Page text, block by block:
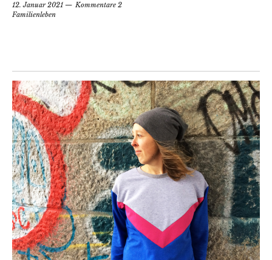
12. Januar 2021
Kommentare 2
Familienleben